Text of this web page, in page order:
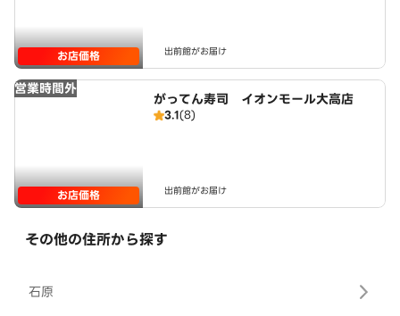
お店価格 出前館がお届け
営業時間外
お店価格
がってん寿司 イオンモール大高店
3.1(8)
出前館がお届け
その他の住所から探す
石原